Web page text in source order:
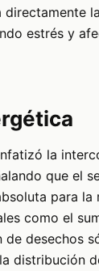
directamente
estrés y
la
que el
para la
como el
desechos
distribución